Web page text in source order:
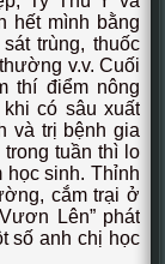
hết mình bằng
trùng, thuốc
v.v. Cuối
thí điểm nông
có sâu xuất
và trị bệnh gia
trong tuần thì lo
học sinh. Thỉnh
cắm trại ở
Lên” phát
số anh chị học